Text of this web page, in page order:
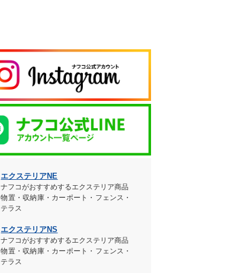
エクステリアNE
ナフコがおすすめするエクステリア商品
物置・収納庫・カーポート・フェンス・
テラス
エクステリアNS
ナフコがおすすめするエクステリア商品
物置・収納庫・カーポート・フェンス・
テラス